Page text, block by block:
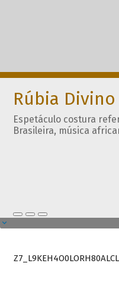
Rúbia Divino
Espetáculo costura
Brasileira, música